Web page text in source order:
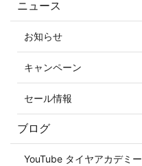
ニュース
お知らせ
キャンペーン
セール情報
ブログ
YouTube タイヤアカデミー